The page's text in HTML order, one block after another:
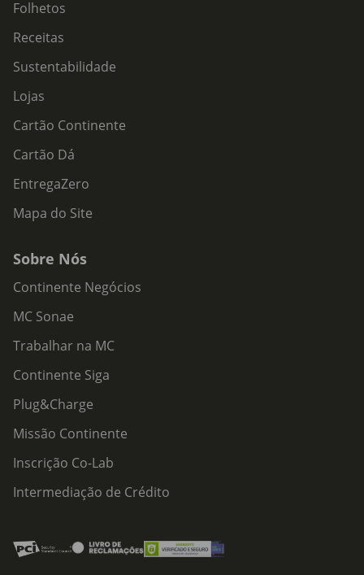
Folhetos
Receitas
Sustentabilidade
Lojas
Cartão Continente
Cartão Dá
EntregaZero
Mapa do Site
Sobre Nós
Continente Negócios
MC Sonae
Trabalhar na MC
Continente Siga
Plug&Charge
Missão Continente
Inscrição Co-Lab
Intermediação de Crédito